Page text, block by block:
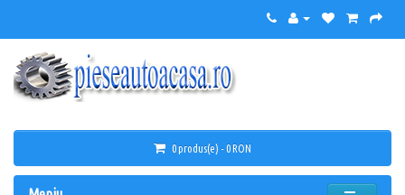
0 produs(e) - 0 RON